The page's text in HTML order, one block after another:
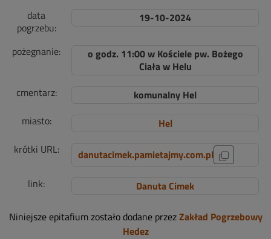
data
pogrzebu:
19-10-2024
pożegnanie:
o godz. 11:00 w Kościele pw. Bożego
Ciała w Helu
cmentarz:
komunalny Hel
miasto:
Hel
krótki URL:
danutacimek.pamietajmy.com.pl
link:
Danuta Cimek
Niniejsze epitafium zostało dodane przezZakład Pogrzebowy
Hedez